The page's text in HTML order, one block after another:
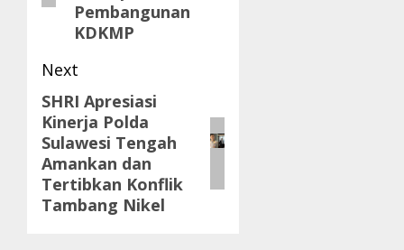
Pembangunan
KDKMP
Next
Next
post:
SHRI Apresiasi
Kinerja Polda
Sulawesi Tengah
Amankan dan
Tertibkan Konflik
Tambang Nikel